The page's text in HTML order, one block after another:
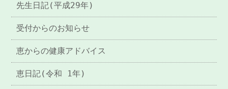
先生日記(平成29年)
受付からのお知らせ
恵からの健康アドバイス
恵日記(令和 1年)